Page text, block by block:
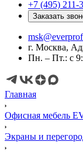
+7 (495) 211-
Заказать
г. Москва,
Пн. – Пт.: с
Главная
Офисная мебель
Экраны и